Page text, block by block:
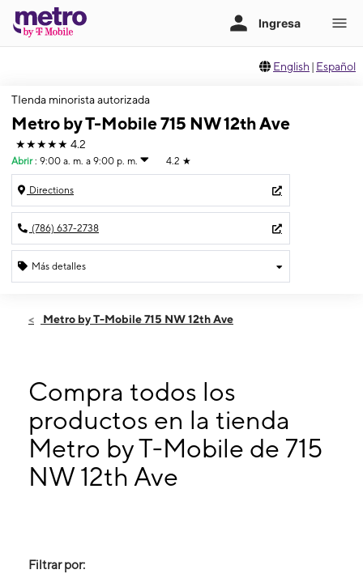
English | Español
TIenda minorista autorizada
Metro by T-Mobile 715 NW 12th Ave
★★★★★ 4.2
Abrir : 9:00 a. m. a 9:00 p. m. 4.2 ★
Directions
(786) 637-2738
Más detalles
Viernes:9:00 a. m. a 9:00 p. m.
Martes:
9:00 a. m. a 9:00 p. m.
Miérc: 9:00 a. m. a 9:00 p. m.
Jueves:9:00 a. m. a 9:00 p. m.
715 NW 12th Ave Miami, FL 33136
Metro by T-Mobile 715 NW 12th Ave
Compra todos los
productos en la tienda
Metro by T-Mobile de 715
NW 12th Ave
Filtrar por: